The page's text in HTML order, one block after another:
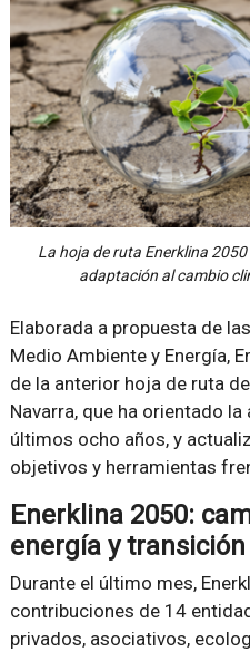
La hoja de ruta Enerklina
adaptación al cambio
Elaborada a propuesta de
Medio Ambiente y Energía,
de la anterior hoja de ruta
Navarra, que ha orientado
últimos ocho años, y
objetivos y herramientas
Enerklina 2050:
energía y
Durante el último mes,
contribuciones de 14
privados, asociativos,